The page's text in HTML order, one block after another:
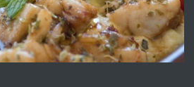
преди 1 година
поход "По стъпките на Ангел